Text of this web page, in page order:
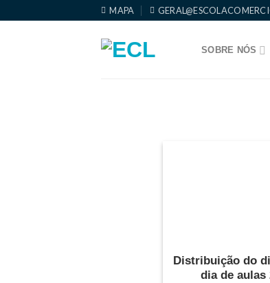
to
MAPA
SOBRE NÓS
Distribuição do
dia de aulas